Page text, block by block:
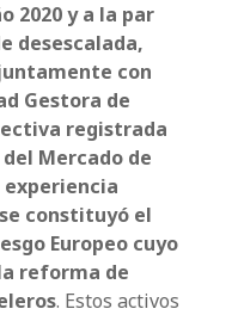
2020 y a la par
desescalada,
con
Gestora de
registrada
Mercado de
experiencia
constituyó el
Europeo cuyo
reforma de
. Estos activos